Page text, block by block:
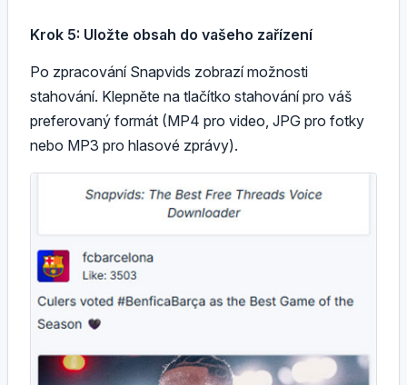
Krok 5: Uložte obsah do vašeho zařízení
Po zpracování Snapvids zobrazí možnosti
stahování. Klepněte na tlačítko stahování pro váš
preferovaný formát (MP4 pro video, JPG pro fotky
nebo MP3 pro hlasové zprávy).